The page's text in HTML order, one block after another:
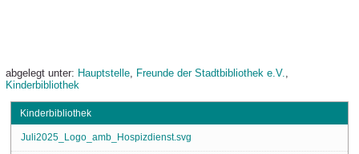
abgelegt unter: Hauptstelle Freunde der Stadtbibliothek e.V.
Kinderbibliothek
Kinderbibliothek
Juli2025_Logo_amb_Hospizdienst.svg